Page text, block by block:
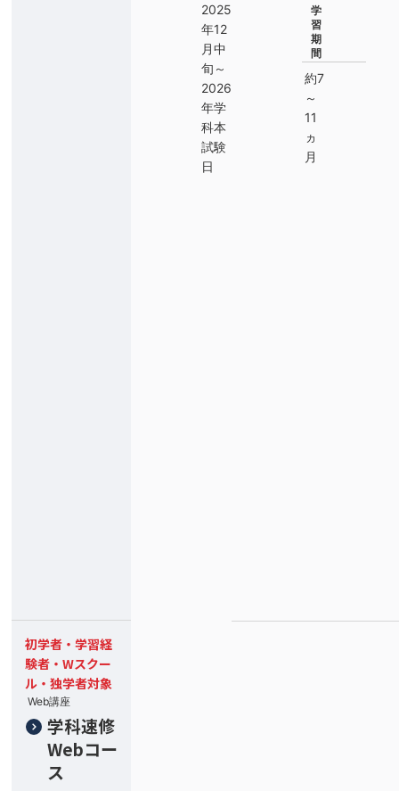
2025
年12
月中
旬～
2026
年学
科本
試験
日
学
習
期
間
約7
～
11
ヵ
月
初学者・学習経
験者・Wスクー
ル・独学者対象
Web講座
学科速修
Webコー
ス